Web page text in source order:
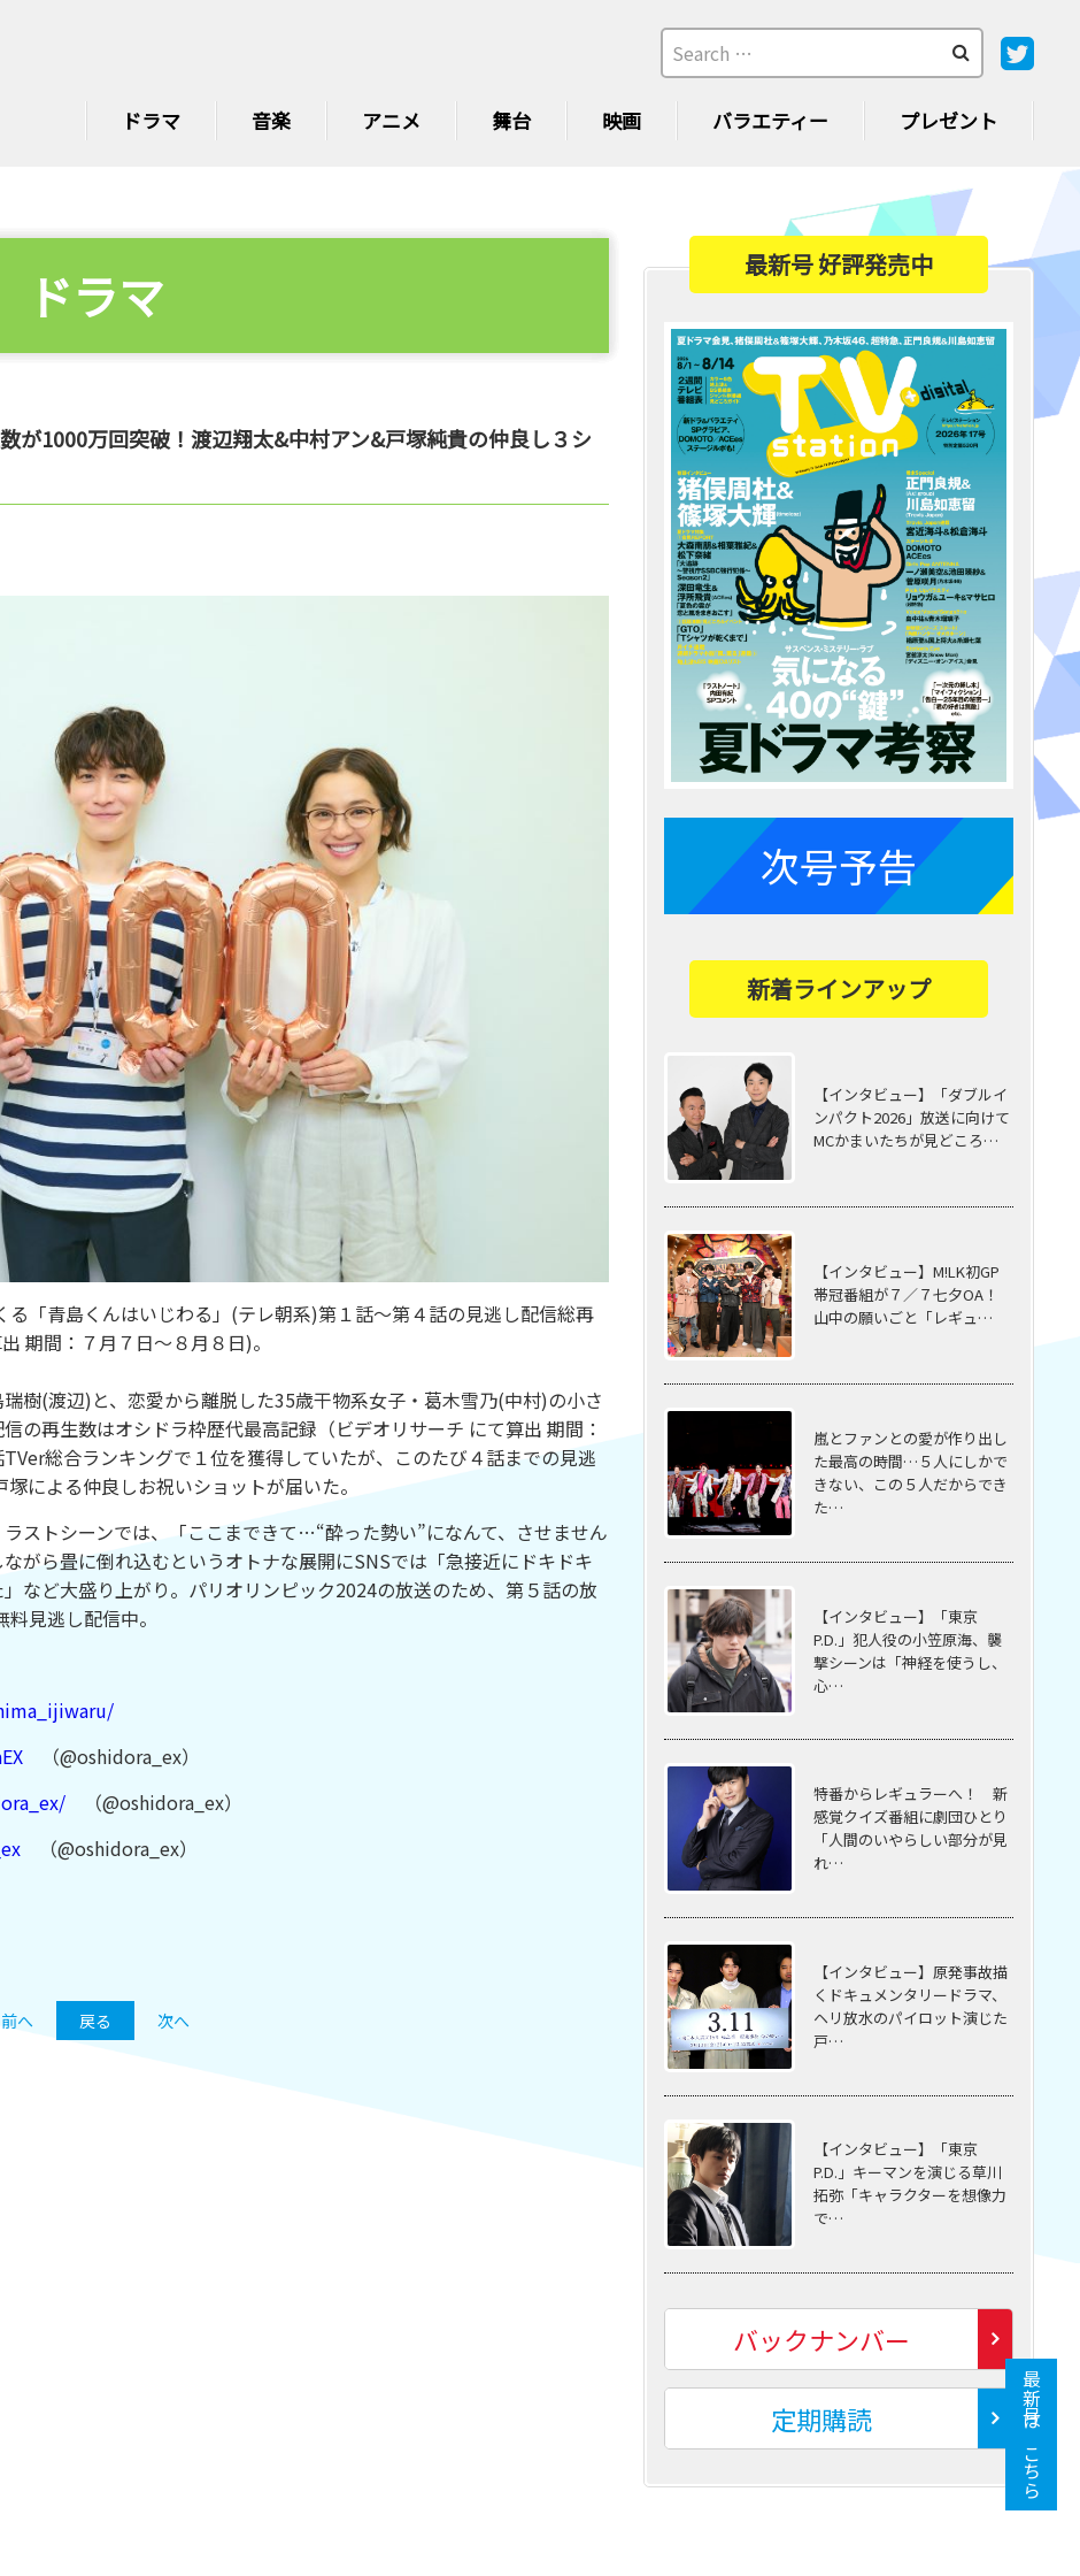
ドラマ 音楽 アニメ 舞台 映画 バラエティー プレゼント
ドラマ
が1000万回突破！渡辺翔太&中村アン&戸塚純貴の仲良し３シ
「青島くんはいじわる」(テレ朝系)第１話～第４話の見逃し配信総再
期間：７月７日～８月８日)。
樹(渡辺)と、恋愛から離脱した35歳干物系女子・葛木雪乃(中村)の小さ
の再生数はオシドラ枠歴代最高記録（ビデオリサーチ にて算出 期間：
総合ランキングで１位を獲得していたが、このたび４話までの見逃
による仲良しお祝いショットが届いた。
ストシーンでは、「ここまできて…“酔った勢い”になんて、させません
がら畳に倒れ込むというオトナな展開にSNSでは「急接近にドキドキ
など大盛り上がり。パリオリンピック2024の放送のため、第５話の放
見逃し配信中。
（@oshidora_ex）
（@oshidora_ex）
（@oshidora_ex）
前へ 戻る 次へ
最新号 好評発売中
次号予告
新着ラインアップ
【インタビュー】「ダブルイ
ンパクト2026」放送に向けて
MCかまいたちが見どころ…
【インタビュー】M!LK初GP
帯冠番組が７／７七夕OA！
山中の願いごと「レギュ…
嵐とファンとの愛が作り出し
た最高の時間…５⼈にしかで
きない、この５⼈だからでき
た…
【インタビュー】「東京
P.D.」犯人役の小笠原海、襲
撃シーンは「神経を使うし、
心…
特番からレギュラーへ！ 新
感覚クイズ番組に劇団ひとり
「人間のいやらしい部分が見
れ…
【インタビュー】原発事故描
くドキュメンタリードラマ、
ヘリ放水のパイロット演じた
戸…
【インタビュー】「東京
P.D.」キーマンを演じる草川
拓弥「キャラクターを想像力
で…
バックナンバー
定期購読 最新号はこちら